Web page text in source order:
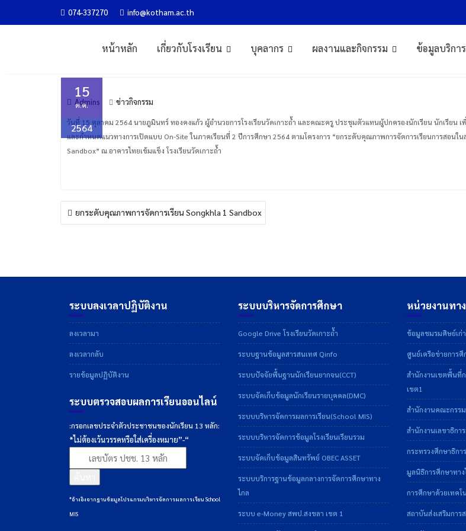
074-337270 info@kotham.ac.th
หน้าหลัก เกี่ยวกับโรงเรียน บุคลากร ผลงานและกิจกรรม ข้อมูลบริกา
ประชุมตัวแทนผู้ปกครองนักเรียน SONGKHLA 1
ข่าวกิจกรรม ประชุมตัวแทนผู้ปกครองนักเรียน Songkhla 1 Sandbox
15
ต.ค.
2564
Admins ข่าวกิจกรรม
วันที่ 15 ตุลาคม 2564 นายภูมินทร์ ทองคงแก้ว ผู้อำนวยการโรงเรียนวัดเกาะถ้ำ และคณะครู ประชุมตัวแทนผู้ปกครองนักเรียน นักเรียน
และกำหนดแนวทางการเปิดแบบ On-Site ในภาคเรียนที่ 2 ปีการศึกษา 2564 ตามโครงการ “ยกระดับคุณภาพการจัดการเรียนการสอนใ
Sandbox” ณ อาคารไทยเข้มแข็ง โรงเรียนวัดเกาะถ้ำ
แนะแนว
เรื่องยกระดับคุณภาพการจัดการเรียน Songkhla 1 Sandbox
ระบบลงเวลาปฏิบัติงาน
ลงเวลามา
ลงเวลากลับ
รายข้อมูลปฏิบัติงาน
ระบบตรวจสอบผลการเรียนออนไลน์
:กรอกเลขประจำตัวประชาชนของนักเรียน 13 หลัก:
*ไม่ต้องเว้นวรรคหรือใส่เครื่องหมาย”-“
*อ้างอิงจากฐานข้อมูลโปรแกรมบริหารจัดการผลการเรียน School
MIS
ระบบบริหารจัดการศึกษา
Google Drive โรงเรียนวัดเกาะถ้ำ
ระบบฐานข้อมูลสารสนเทศ Qinfo
ระบบปัจจัยพื้นฐานนักเรียนยากจน(CCT)
ระบบจัดเก็บข้อมูลนักเรียนรายบุคคล(DMC)
ระบบบริหารจัดการผลการเรียน(School MIS)
ระบบบริหารจัดการข้อมูลโรงเรียนเรียนรวม
ระบบจัดเก็บข้อมูลสินทรัพย์ OBEC ASSET
ระบบบริการฐานข้อมูลกลางการจัดการศึกษาทาง
ไกล
ระบบ e-Money สพป.สงขลา เขต 1
หน่วยงานทา
ข้อมูลชมรมศิษย์เก่า
ศูนย์เครือข่ายการศึ
สำนักงานเขตพื้นที่
เขต1
สำนักงานคณะกรร
สำนักงานเลขาธิกา
กระทรวงศึกษาธิการ
มูลนิธิการศึกษาทาง
การศึกษาด้วยเทคโ
สถาบันส่งเสริมการ